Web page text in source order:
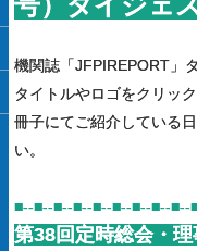
機関誌「JFPIREPORT」
タイトルやロゴをクリック
冊子にてご紹介している
い。
■--■--■--■--■--■--■--■--
第38回定時総会・